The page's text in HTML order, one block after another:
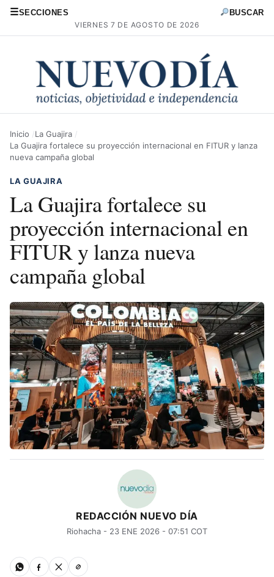
☰SECCIONES
VIERNES 7 DE AGOSTO DE 2026
BUSCAR
Inicio
La Guajira
La Guajira fortalece su proyección internacional en FITUR y lanza
nueva campaña global
LA GUAJIRA
La Guajira fortalece su
proyección internacional en
FITUR y lanza nueva
campaña global
REDACCIÓN NUEVO DÍA
Riohacha - 23 ENE 2026 - 07:51 COT